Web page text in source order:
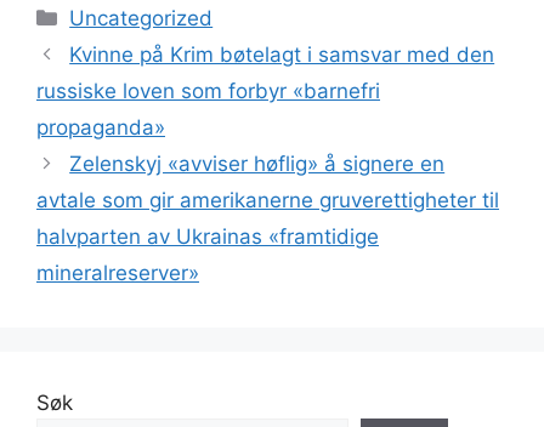
Kategorier
Uncategorized
Kvinne på Krim bøtelagt i samsvar med den
russiske loven som forbyr «barnefri
propaganda»
Zelenskyj «avviser høflig» å signere en
avtale som gir amerikanerne gruverettigheter til
halvparten av Ukrainas «framtidige
mineralreserver»
Søk